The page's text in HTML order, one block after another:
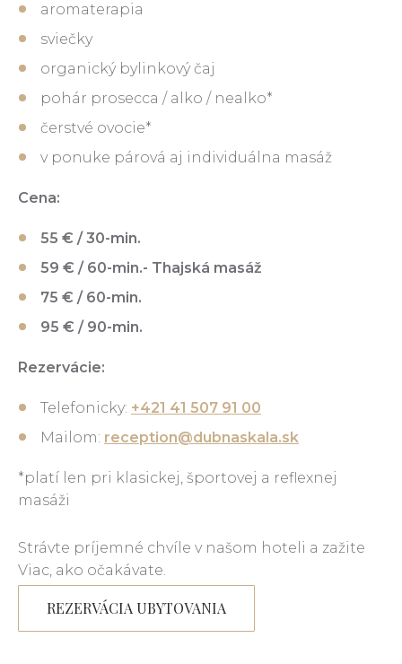
aromaterapia
sviečky
organický bylinkový čaj
pohár prosecca / alko / nealko*
čerstvé ovocie*
v ponuke párová aj individuálna masáž
Cena:
55 € / 30-min.
59 € / 60-min.- Thajská masáž
75 € / 60-min.
95 € / 90-min.
Rezervácie:
Telefonicky: +421 41 507 91 00
Mailom: reception@dubnaskala.sk
*platí len pri klasickej, športovej a reflexnej
masáži
Strávte príjemné chvíle v našom hoteli a zažite
Viac, ako očakávate.
REZERVÁCIA UBYTOVANIA